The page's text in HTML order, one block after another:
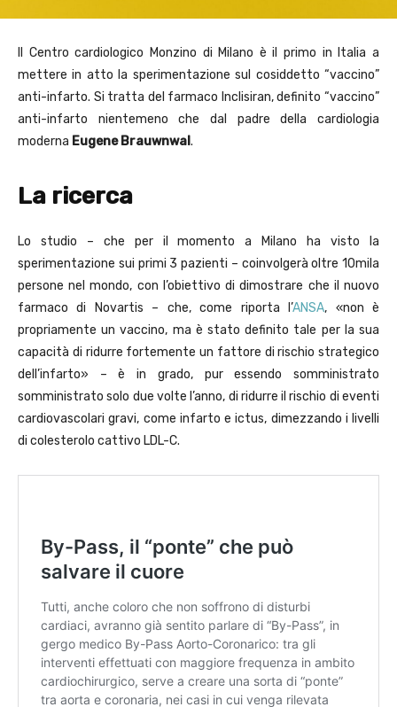
Il Centro cardiologico Monzino di Milano è il primo in Italia a
mettere in atto la sperimentazione sul cosiddetto “vaccino”
anti-infarto. Si tratta del farmaco Inclisiran, definito “vaccino”
anti-infarto nientemeno che dal padre della cardiologia
moderna Eugene Brauwnwal.
La ricerca
Lo studio – che per il momento a Milano ha visto la
sperimentazione sui primi 3 pazienti – coinvolgerà oltre 10mila
persone nel mondo, con l’obiettivo di dimostrare che il nuovo
farmaco di Novartis – che, come riporta l’ANSA, «non è
propriamente un vaccino, ma è stato definito tale per la sua
capacità di ridurre fortemente un fattore di rischio strategico
dell’infarto» – è in grado, pur essendo somministrato
somministrato solo due volte l’anno, di ridurre il rischio di eventi
cardiovascolari gravi, come infarto e ictus, dimezzando i livelli
di colesterolo cattivo LDL-C.